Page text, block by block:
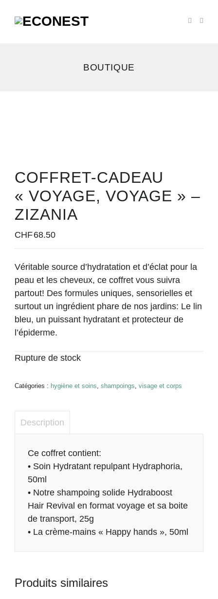
BOUTIQUE
COFFRET-CADEAU
« VOYAGE, VOYAGE » –
ZIZANIA
CHF68.50
Véritable source d’hydratation et d’éclat pour la
peau et les cheveux, ce coffret vous suivra
partout! Des formules uniques, sensorielles et
surtout un ingrédient phare de nos jardins: Le lin
bleu, un puissant hydratant et protecteur de
l’épiderme.
Rupture de stock
Catégories : hygiène et soins, shampoings, visage et corps
Description
Description
Ce coffret contient:
• Soin Hydratant repulpant Hydraphoria,
50ml
• Notre shampoing solide Hydraboost
Hair Revival en format voyage et sa boite
de transport, 25g
• La crème-mains « Happy hands », 50ml
Produits similaires